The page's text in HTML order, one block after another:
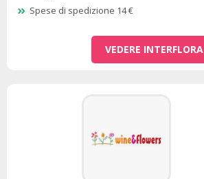
Spese di spedizione 14 €
VEDERE INTERFLORA